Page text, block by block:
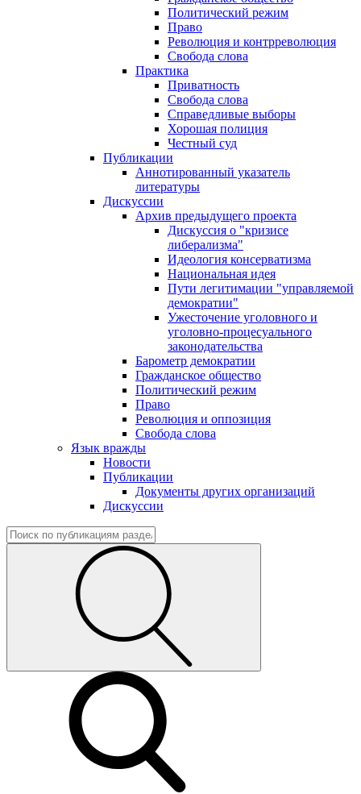
Политический режим
Право
Революция и контрреволюция
Свобода слова
Практика
Приватность
Свобода слова
Справедливые выборы
Хорошая полиция
Честный суд
Публикации
Аннотированный указатель
литературы
Дискуссии
Архив предыдущего проекта
Дискуссия о "кризисе
либерализма"
Идеология консерватизма
Национальная идея
Пути легитимации "управляемой
демократии"
Ужесточение уголовного и
уголовно-процесуального
законодательства
Барометр демократии
Гражданское общество
Политический режим
Право
Революция и оппозиция
Свобода слова
Язык вражды
Новости
Публикации
Документы других организаций
Дискуссии